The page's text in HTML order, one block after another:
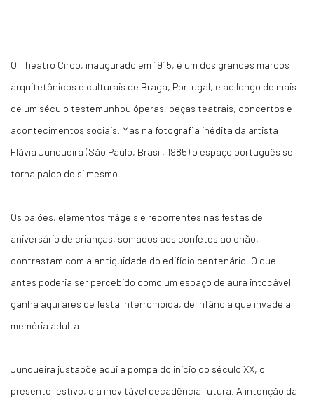
O Theatro Circo, inaugurado em 1915, é um dos grandes marcos
arquitetônicos e culturais de Braga, Portugal, e ao longo de mais
de um século testemunhou óperas, peças teatrais, concertos e
acontecimentos sociais. Mas na fotografia inédita da artista
Flávia Junqueira (São Paulo, Brasil, 1985) o espaço português se
torna palco de si mesmo.
Os balões, elementos frágeis e recorrentes nas festas de
aniversário de crianças, somados aos confetes ao chão,
contrastam com a antiguidade do edifício centenário. O que
antes poderia ser percebido como um espaço de aura intocável,
ganha aqui ares de festa interrompida, de infância que invade a
memória adulta.
Junqueira justapõe aqui a pompa do início do século XX, o
presente festivo, e a inevitável decadência futura. A intenção da